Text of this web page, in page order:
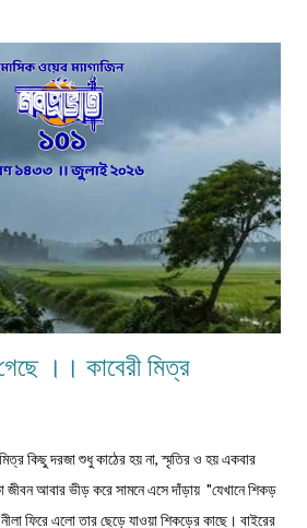
।। কাবেরী মিত্র
কিছু দরজা শুধু কাঠের হয় না, স্মৃতির ও হয় একবার
জীবন আবার ভীড় করে সামনে এসে দাঁড়ায় "যেখানে শিকড়
ফিরে এলো তার ছেড়ে যাওয়া শিকড়ের কাছে। বাইরের